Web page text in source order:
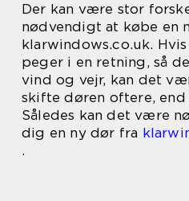
Der kan være stor
nødvendigt at købe en
klarwindows.co.uk.
peger i en retning, så
vind og vejr, kan det
skifte døren oftere,
Således kan det være
dig en ny dør fra
.